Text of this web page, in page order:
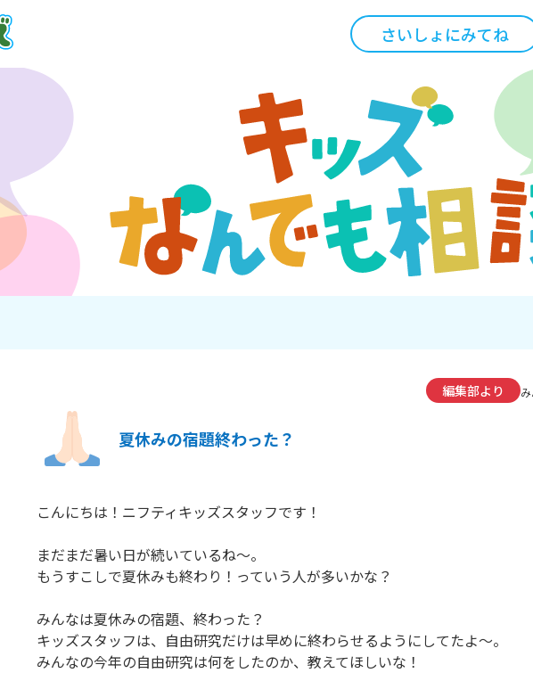
さいしょにみてね
編集部より
夏休みの宿題終わった？
こんにちは！ニフティキッズスタッフです！
まだまだ暑い日が続いているね～。
もうすこしで夏休みも終わり！っていう人が多いかな？
みんなは夏休みの宿題、終わった？
キッズスタッフは、自由研究だけは早めに終わらせるようにしてたよ～。
みんなの今年の自由研究は何をしたのか、教えてほしいな！